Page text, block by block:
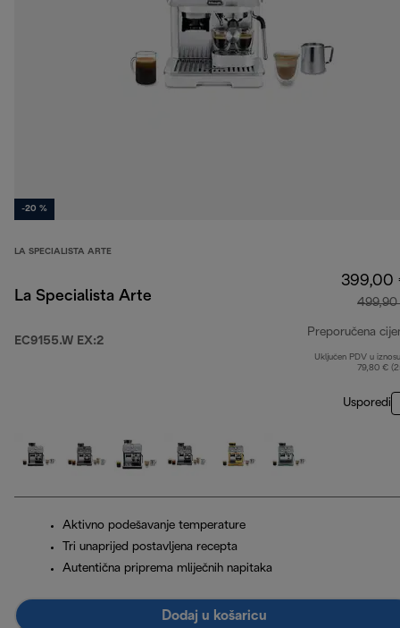
-20 %
LA SPECIALISTA ARTE
La Specialista Arte
EC9155.W EX:2
399,00
Preporučena
Uključen PDV u
79,80 €
Usporedi
Aktivno podešavanje temperature
Tri unaprijed postavljena recepta
Autentična priprema mliječnih napitaka
Dodaj u košaricu